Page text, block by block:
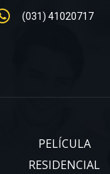
(031) 41020717
PELÍCULA
RESIDENCIAL